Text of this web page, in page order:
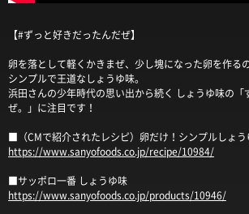
【#ずっと好きだったんだぜ】
卵を落として軽くかきまぜ、少し塊になった卵を作る
シンプルで王道なしょうゆ味。
浜田さんの少年時代の思い出から続く しょうゆ味の「
ぜ。」に注目です！
■（CMで紹介されたレシピ）卵だけ！シンプルしょう
https://www.sanyofoods.co.jp/recipe/10984/
■サッポロ一番 しょうゆ味
https://www.sanyofoods.co.jp/products/10946/